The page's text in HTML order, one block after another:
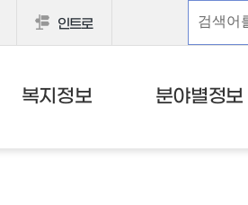
인트로
복지정보 분야별정보